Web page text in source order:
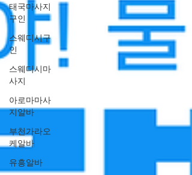
태국마사지
구인
스웨디시구
인
스웨디시마
사지
아로마마사
지알바
부천가라오
케알바
유흥알바